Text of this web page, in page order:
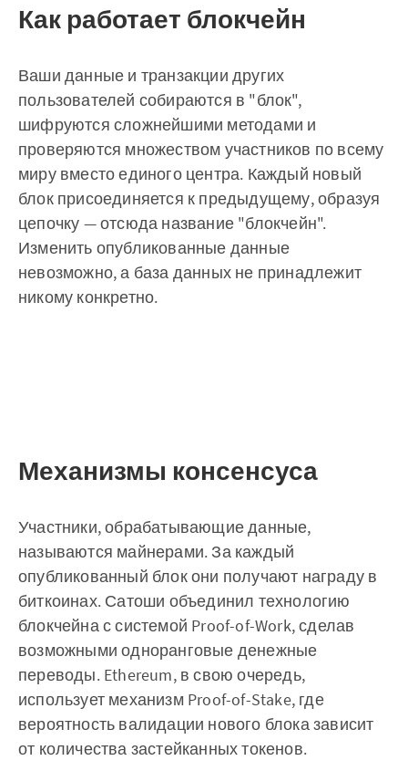
Как работает блокчейн
Ваши данные и транзакции других
пользователей собираются в "блок",
шифруются сложнейшими методами и
проверяются множеством участников по всему
миру вместо единого центра. Каждый новый
блок присоединяется к предыдущему, образуя
цепочку — отсюда название "блокчейн".
Изменить опубликованные данные
невозможно, а база данных не принадлежит
никому конкретно.
Механизмы консенсуса
Участники, обрабатывающие данные,
называются майнерами. За каждый
опубликованный блок они получают награду в
биткоинах. Сатоши объединил технологию
блокчейна с системой Proof-of-Work, сделав
возможными одноранговые денежные
переводы. Ethereum, в свою очередь,
использует механизм Proof-of-Stake, где
вероятность валидации нового блока зависит
от количества застейканных токенов.